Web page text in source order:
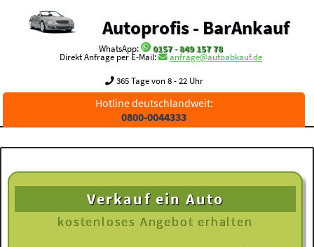
Autoprofis - BarAnkauf
WhatsApp:
0157 - 849 157 78
Direkt Anfrage per E-Mail:
anfrage@autoabkauf.de
365 Tage von 8 - 22 Uhr
Hotline deutschlandweit:
0800-0044333
Verkauf ein Auto
kostenloses Angebot erhalten